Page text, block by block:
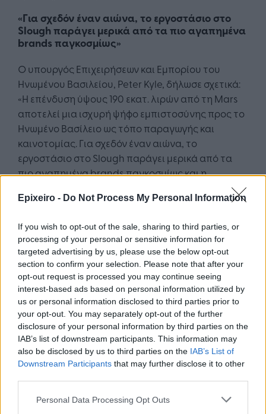
Epixeiro - Do Not Process My Personal Information
If you wish to opt-out of the sale, sharing to third parties, or
processing of your personal or sensitive information for
targeted advertising by us, please use the below opt-out
section to confirm your selection. Please note that after your
opt-out request is processed you may continue seeing
interest-based ads based on personal information utilized by
us or personal information disclosed to third parties prior to
your opt-out. You may separately opt-out of the further
disclosure of your personal information by third parties on the
IAB’s list of downstream participants. This information may
also be disclosed by us to third parties on the IAB’s List of
Downstream Participants that may further disclose it to other
Personal Data Processing Opt Outs
«Για σχεδόν έναν αιώνα, το εργοστάσιο στο
Slough παράγει μερικά από τα πιο αγαπημένα
brands παγκοσμίως»
Ο υπουργός Επιχειρήσεων και Εμπορίου του
Ηνωμένου Βασιλείου, Peter Kyle, δήλωσε σχετικά:
«Η επένδυση ύψους 190 εκατ. λιρών από τη Mars
αποτελεί μια ισχυρή ψήφο εμπιστοσύνης προς το
Ηνωμένο Βασίλειο ως τόπο παραγωγής και
καινοτομίας. Για σχεδόν έναν αιώνα, το
εργοστάσιο στο Slough παράγει μερικά από τα
πιο αγαπημένα brands παγκοσμίως και η
επιχειρήσεις συνεχίζουν να εμπιστεύονται τις
και τη βιομηχανία της χώρας».
Η νέα αυτή επένδυση στο Ηνωμένο Βασίλειο
εντάσσεται στη συνολική στρατηγική της Mars
για την περαιτέρω ενίσχυση της παραγωγικής και
καινοτομικής της παρουσίας στην Ευρώπη. Με
περισσότερα από 90 χρόνια παρουσίας στην
ευρωπαϊκή αγορά, η Mars διαθέτει 24 εργοστάσια
σε 10 χώρες της Ε.Ε., απασχολεί 25.700
εργαζομένους και εξάγει σε περισσότερες από
επιτυχία της εταιρείας.